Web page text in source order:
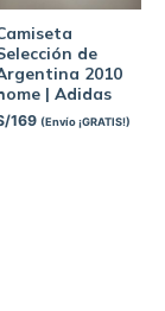
de
2010
| Adidas
169 (Envío ¡GRATIS!)